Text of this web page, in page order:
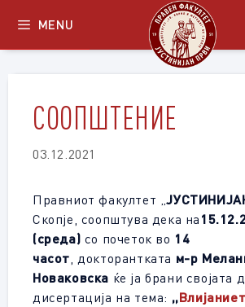
content
MENU
СООПШТЕНИЕ
03.12.2021
Правниот факултет „
Скопје, соопштува дека на
(среда) со почеток во 14
часот, докторантката м-р
Новаковска ќе ја брани својата
дисертација на тема: ,,